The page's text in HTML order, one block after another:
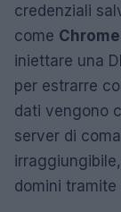
credenziali
come Chrome
iniettare una
per estrarre
dati vengono
server di
domini tramite